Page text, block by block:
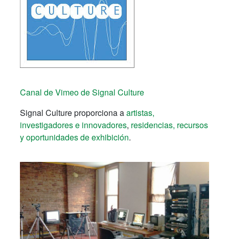
Canal de Vimeo de Signal Culture
Signal Culture proporciona aartistas,
investigadores e innovadores, residencias, recursos
y oportunidades de exhibición.